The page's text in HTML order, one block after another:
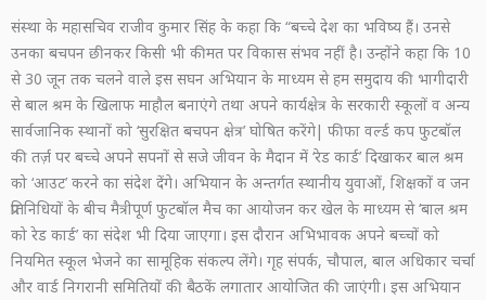
संस्था के महासचिव राजीव कुमार सिंह के कहा कि “बच्चे देश का भविष्य हैं। उनसे
उनका बचपन छीनकर किसी भी कीमत पर विकास संभव नहीं है। उन्होंने कहा कि 10
से 30 जून तक चलने वाले इस सघन अभियान के माध्यम से हम समुदाय की भागीदारी
से बाल श्रम के खिलाफ माहौल बनाएंगे तथा अपने कार्यक्षेत्र के सरकारी स्कूलों व अन्य
सार्वजानिक स्थानों को ‘सुरक्षित बचपन क्षेत्र’ घोषित करेंगे| फीफा वर्ल्ड कप फुटबॉल
की तर्ज़ पर बच्चे अपने सपनों से सजे जीवन के मैदान में ‘रेड कार्ड’ दिखाकर बाल श्रम
को ‘आउट’ करने का संदेश देंगे। अभियान के अन्तर्गत स्थानीय युवाओं, शिक्षकों व जन
प्रतिनिधियों के बीच मैत्रीपूर्ण फुटबॉल मैच का आयोजन कर खेल के माध्यम से ‘बाल श्रम
को रेड कार्ड’ का संदेश भी दिया जाएगा। इस दौरान अभिभावक अपने बच्चों को
नियमित स्कूल भेजने का सामूहिक संकल्प लेंगे। गृह संपर्क, चौपाल, बाल अधिकार चर्चा
और वार्ड निगरानी समितियों की बैठकें लगातार आयोजित की जाएंगी। इस अभियान